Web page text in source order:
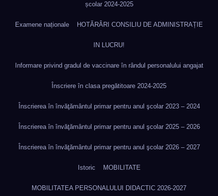
școlar 2024-2025
Examene naționale HOTĂRÂRI CONSILIU DE ADMINISTRAȚIE
IN LUCRU!
Informare privind gradul de vaccinare în rândul personalului angajat
Înscriere în clasa pregătitoare 2024-2025
Înscrierea în învăţământul primar pentru anul şcolar 2023 – 2024
Înscrierea în învăţământul primar pentru anul şcolar 2025 – 2026
Înscrierea în învăţământul primar pentru anul şcolar 2026 – 2027
Istoric MOBILITATE
MOBILITATEA PERSONALULUI DIDACTIC 2026-2027